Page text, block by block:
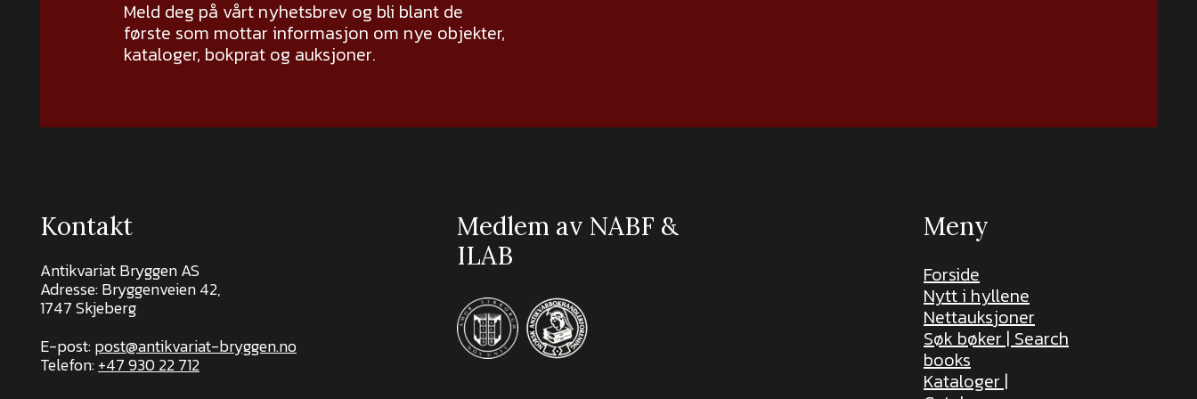
Meld deg på vårt nyhetsbrev og bli blant de
første som mottar informasjon om nye objekter,
kataloger, bokprat og auksjoner.
Kontakt
Antikvariat Bryggen AS
Adresse: Bryggenveien 42,
1747 Skjeberg
E-post:post@antikvariat-bryggen.no
Telefon:+47 930 22 712
Medlem av NABF &
ILAB
Meny
Forside
Nytt i hyllene
Nettauksjoner
Søk bøker | Search
books
Kataloger |